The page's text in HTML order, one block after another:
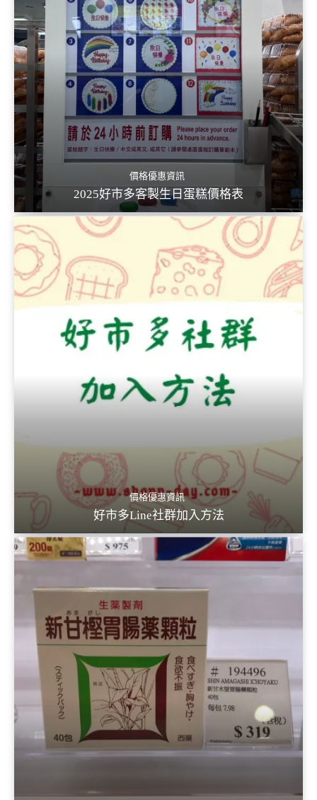
價格優惠資訊
2025好市多客製生日蛋糕價格表
價格優惠資訊
好市多Line社群加入方法